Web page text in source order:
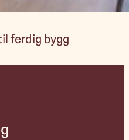
ferdig bygg